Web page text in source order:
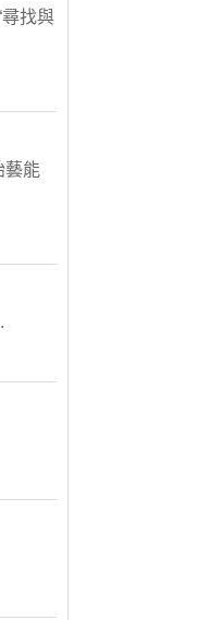
找與
藝能